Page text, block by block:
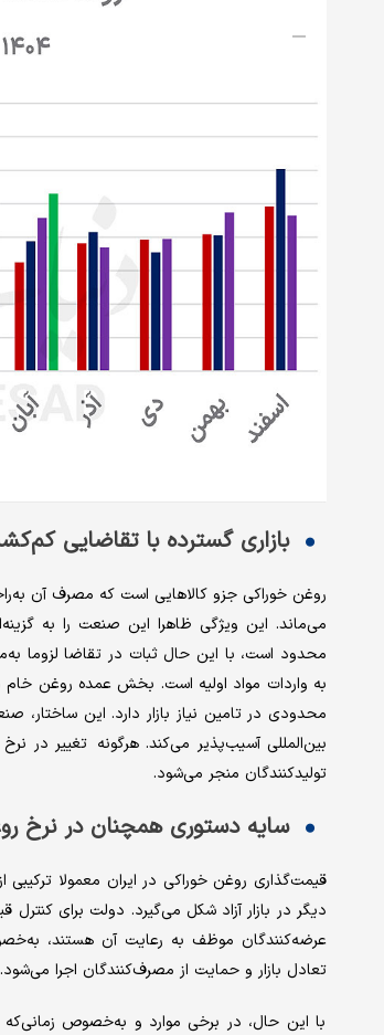
بازاری گسترده با تقاضایی
روغن خوراکی جزو کالاهایی است که مصرف آن
می‌ماند. این ویژگی ظاهرا این صنعت را به
محدود است، با این حال ثبات در تقاضا لزوما
به واردات مواد اولیه است. بخش عمده روغن خام
محدودی در تامین نیاز بازار دارد. این ساختار،
بین‌المللی آسیب‌پذیر می‌کند. هرگونه تغییر در
تولیدکنندگان منجر می‌شود.
سایه دستوری همچنان در نرخ
قیمت‌گذاری روغن خوراکی در ایران معمولا
دیگر در بازار آزاد شکل می‌گیرد. دولت برای
عرضه‌کنندگان موظف به رعایت آن هستند،
تعادل بازار و حمایت از مصرف‌کنندگان اجرا می‌شود.
با این حال، در برخی موارد و به‌خصوص زمانی‌که